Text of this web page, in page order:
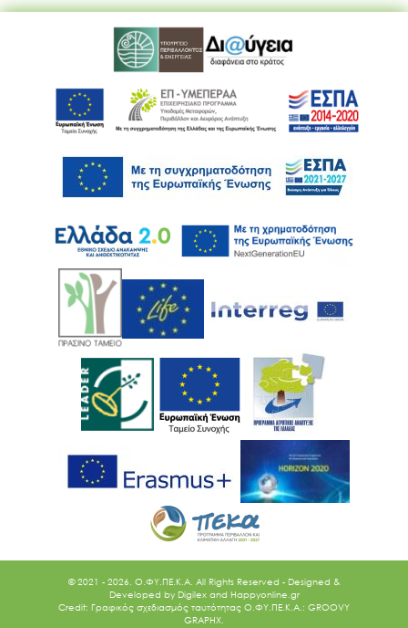
Ακολουθήστε μας
© 2021 - 2026. O.ΦΥ.ΠΕ.Κ.Α. All Rights Reserved - Designed &
Developed by Digilex and Happyonline.gr
Credit: Γραφικός σχεδιασμός ταυτότητας Ο.ΦΥ.ΠΕ.Κ.Α.: GROOVY
GRAPHX.